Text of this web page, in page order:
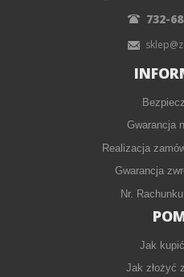
732-
Gwarancja
Realizacja
Gwarancja
Nr.
Jak
Jak złożyć